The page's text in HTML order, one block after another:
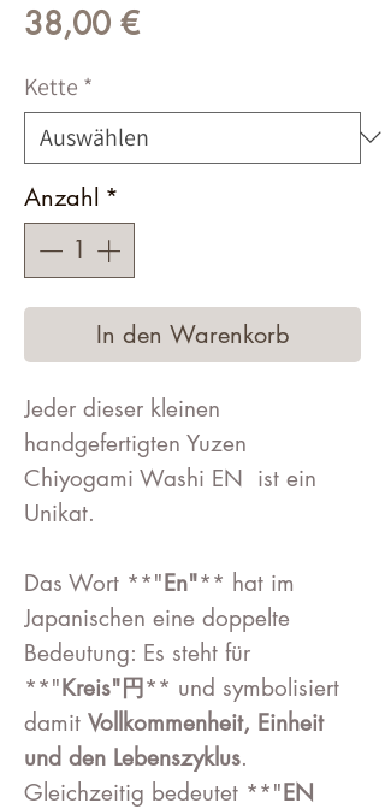
38,00 €Preis
Kette *
Anzahl *
In den Warenkorb
Jeder dieser kleinen
handgefertigten Yuzen
Chiyogami Washi EN ist ein
Unikat.
Das Wort **"En"** hat im
Japanischen eine doppelte
Bedeutung: Es steht für
**"Kreis"円** und symbolisiert
damit Vollkommenheit, Einheit
und den Lebenszyklus.
Gleichzeitig bedeutet **"EN